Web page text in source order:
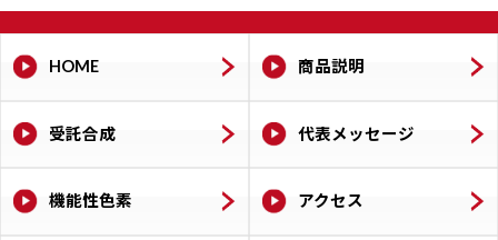
HOME 商品説明
受託合成 代表メッセージ
機能性色素 アクセス